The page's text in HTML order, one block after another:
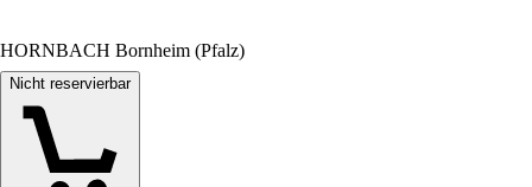
HORNBACH Bornheim (Pfalz)
Nicht reservierbar